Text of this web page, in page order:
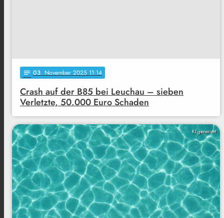
notes 03. November 2025 11:14
Crash auf der B85 bei Leuchau – sieben
Verletzte, 50.000 Euro Schaden
KI generiert